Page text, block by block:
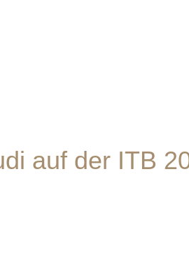
auf der ITB